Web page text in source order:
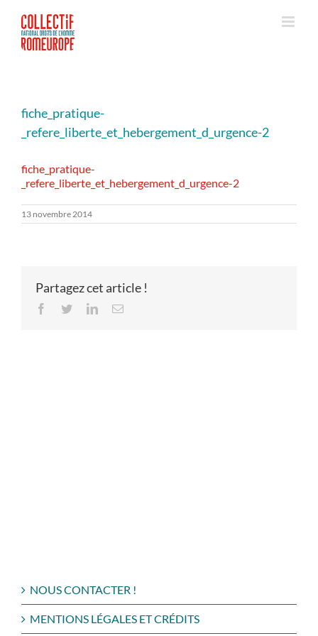
contenu
fiche_pratique-
_refere_liberte_et_hebergement_d_urgence-2
fiche_pratique-
_refere_liberte_et_hebergement_d_urgence-2
13 novembre 2014
Partagez cet article !
Facebook
TwitterLinkedInEmail
NOUS CONTACTER !
MENTIONS LÉGALES ET CRÉDITS